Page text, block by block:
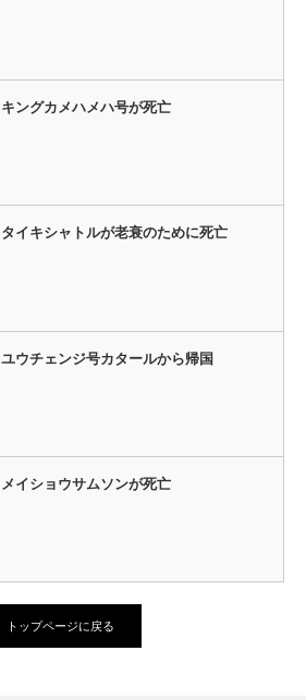
キングカメハメハ号が死亡
タイキシャトルが老衰のために死亡
ユウチェンジ号カタールから帰国
メイショウサムソンが死亡
トップページに戻る